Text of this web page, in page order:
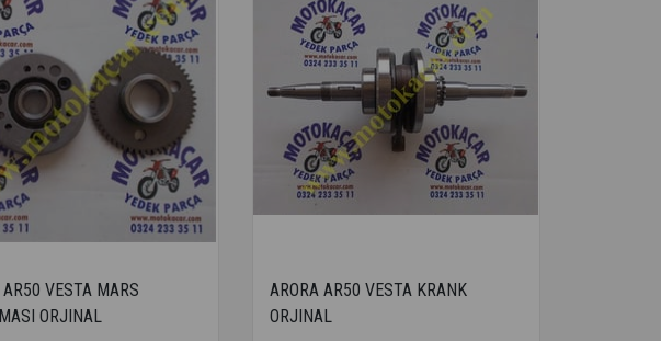
AR50 VESTA MARS
ORJINAL
ARORA AR50 VESTA KRANK
ORJINAL